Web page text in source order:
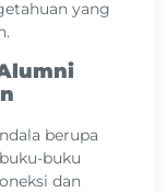
yang
berupa
buku
dan